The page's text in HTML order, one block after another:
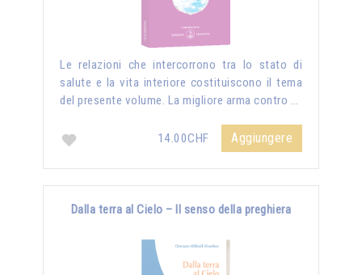
Le relazioni che intercorrono tra lo stato di
salute e la vita interiore costituiscono il tema
del presente volume. La migliore arma contro …
14.00CHF Aggiungere
Dalla terra al Cielo – Il senso della preghiera